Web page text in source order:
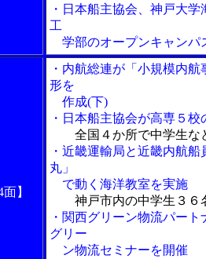
・日本船主協会、神戸大
工
学部のオープンキャンパ
】
・内航総連が「小規模内
形を
作成(下)
・日本船主協会が高専５
全国４か所で中学生な
・近畿運輸局と近畿内航
丸」
で動く海洋教室を実施
神戸市内の中学生３６
・関西グリーン物流パー
グリー
ン物流セミナーを開催